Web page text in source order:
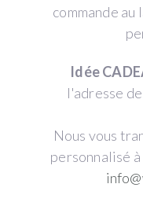
commande
Idée
l'adresse
Nous vous
personnalisé